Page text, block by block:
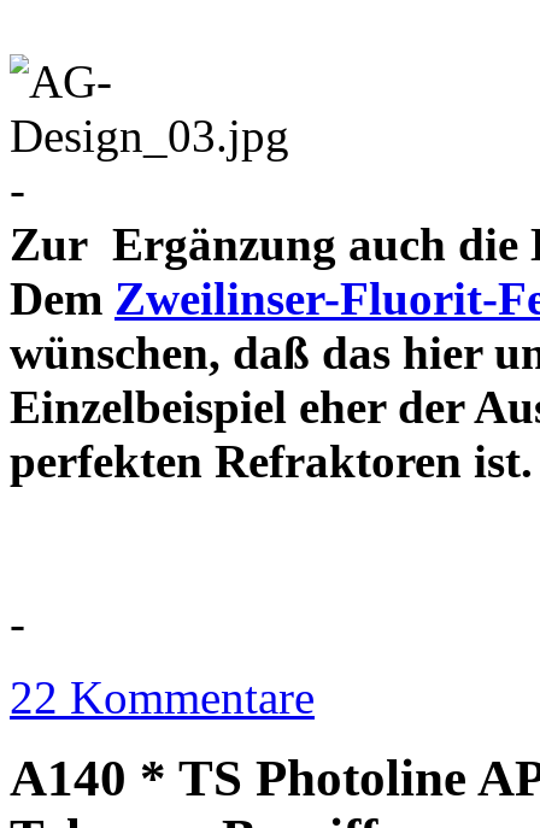
-
Zur Ergänzung auch die
Dem Zweilinser-Fluorit-
wünschen, daß das hier
Einzelbeispiel eher der
perfekten
-
22 Kommentare
A140 * TS Photoline